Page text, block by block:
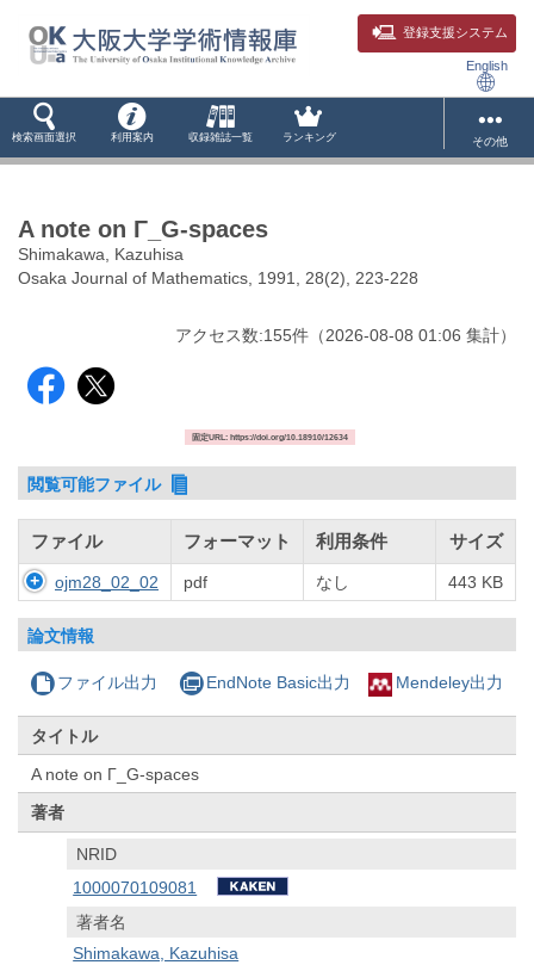
登録支援システム
English
検索画面選択 利用案内 収録雑誌一覧 ランキング その他
A note on Γ_G-spaces
Shimakawa, Kazuhisa
Osaka Journal of Mathematics, 1991, 28(2), 223-228
アクセス数:155件 （2026-08-08 01:06 集計）
固定URL: https://doi.org/10.18910/12634
閲覧可能ファイル
ファイル フォーマット 利用条件 サイズ
ojm28_02_02 pdf なし 443 KB
論文情報
ファイル出力 EndNote Basic出力 Mendeley出力
タイトル
A note on Γ_G-spaces
著者
NRID
1000070109081
著者名
Shimakawa, Kazuhisa